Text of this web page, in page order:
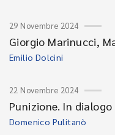
29 Novembre 2024
Giorgio Marinucci,
Emilio Dolcini
22 Novembre 2024
Punizione. In
Domenico Pulitanò